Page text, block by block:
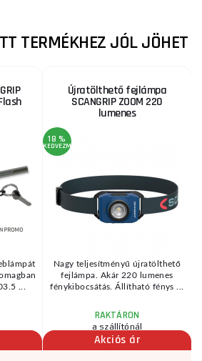
TERMÉKHEZ JÓL JÖHET
...
Újratölthető fejlámpa
SCANGRIP ZOOM 220
lumenes
18 %
KEDVEZMÉNY
Nagy teljesítményű újratölthető
fejlámpa. Akár 220 lumenes
fénykibocsátás. Állítható fénys ...
RAKTÁRON
a szállítónál
Akciós ár